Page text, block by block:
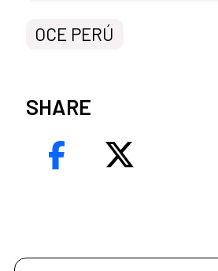
OCE PERÚ
SHARE